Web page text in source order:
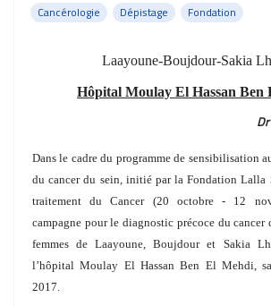
Cancérologie Dépistage Fondation
Laayoune-Boujdour-Sakia
Hôpital Moulay El Hassan Ben
Dans le cadre du programme de sensibilisation
du cancer du sein, initié par la Fondation Lalla
traitement du Cancer (20 octobre - 12
campagne pour le diagnostic précoce du cancer
femmes de Laayoune, Boujdour et Sakia
l’hôpital Moulay El Hassan Ben El Mehdi,
2017.